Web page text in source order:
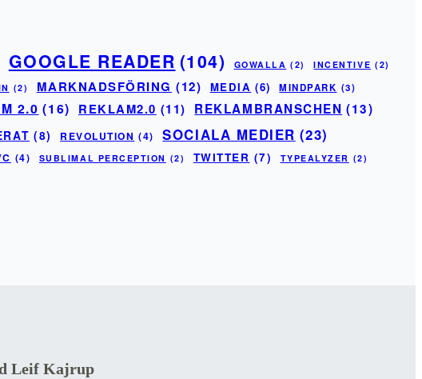
GOOGLE READER (104) GOWALLA (2) INCENTIVE (2)
(2) MARKNADSFÖRING (12) MEDIA (6) MINDPARK (3)
2.0 (16) REKLAM2.0 (11) REKLAMBRANSCHEN (13)
(8) REVOLUTION (4) SOCIALA MEDIER (23)
(4) SUBLIMAL PERCEPTION (2) TWITTER (7) TYPEALYZER (2)
Leif Kajrup